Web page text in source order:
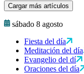
Cargar más artículos
sábado 8 agosto
Fiesta del día
Meditación del día
Evangelio del dí
Oraciones del día